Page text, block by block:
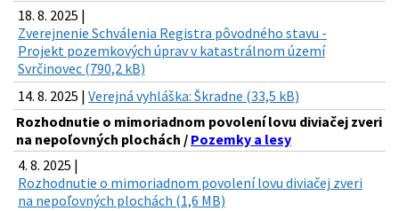
18. 8. 2025 |
Zverejnenie Schválenia Registra pôvodného stavu -
Projekt pozemkových úprav v katastrálnom území
Svrčinovec (790,2 kB)
14. 8. 2025 | Verejná vyhláška: Škradne (33,5 kB)
Rozhodnutie o mimoriadnom povolení lovu diviačej zveri
na nepoľovných plochách / Pozemky a lesy
4. 8. 2025 |
Rozhodnutie o mimoriadnom povolení lovu diviačej zveri
na nepoľovných plochách (1,6 MB)